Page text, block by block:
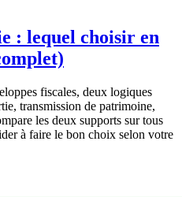
: lequel choisir en
fiscales, deux logiques
transmission de patrimoine,
les deux supports sur tous
à faire le bon choix selon votre